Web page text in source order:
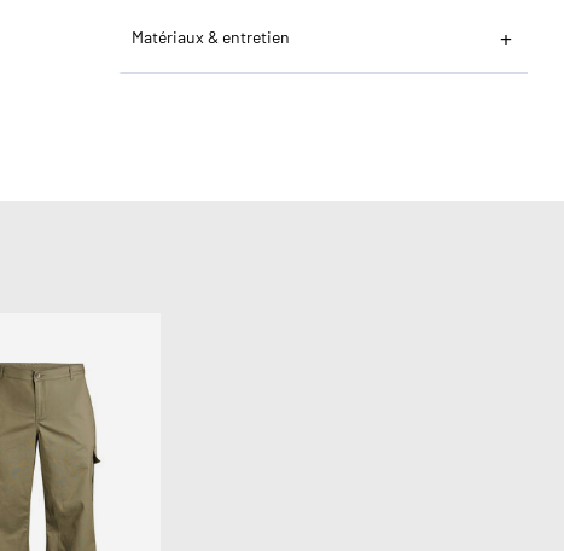
Matériaux & entretien